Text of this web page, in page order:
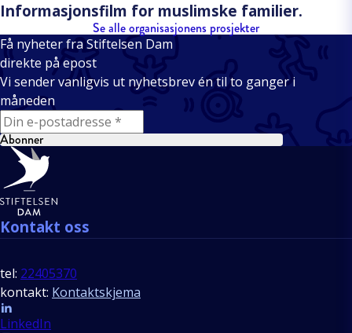
Informasjonsfilm for muslimske familier.
Se alle organisasjonens prosjekter
Få nyheter fra Stiftelsen Dam
direkte på epost
Vi sender vanligvis ut nyhetsbrev én til to ganger i
måneden
E-mail
Abonner
Bunntekst
Kontakt oss
tel: 22405370
kontakt: Kontaktskjema
Follow us
LinkedIn